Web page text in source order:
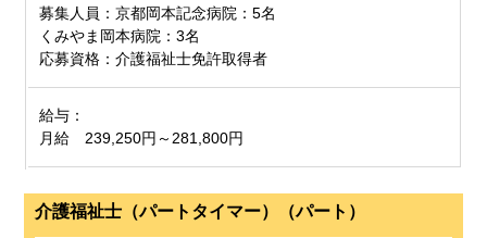
募集人員：京都岡本記念病院：5名
くみやま岡本病院：3名
応募資格：介護福祉士免許取得者
給与：
月給 239,250円～281,800円
介護福祉士（パートタイマー）（パート）